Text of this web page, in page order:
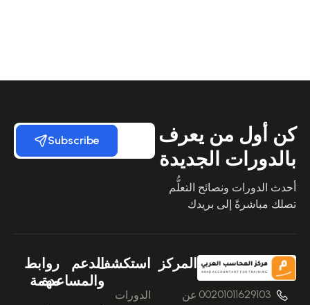
كن أول من يعرف
بالدورات الجديدة
أحدث الدورات ونصائح التعلُّم
تصلك مباشرةً إلى بريدك
Subscribe
00201011629103
المركز
عن
استكشف
الدورات
الدعم
والمساعدة
روابط
مهمة